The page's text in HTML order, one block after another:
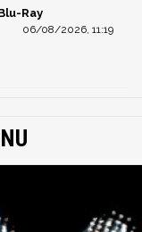
Ray
06/08/2026, 11:19